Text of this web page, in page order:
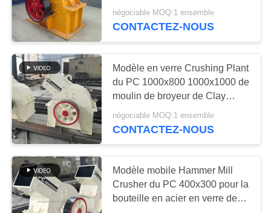
à boulets
Moulin de meulage
de Raymond
Hour
négociable MOQ:1 ensemble
CONTACTEZ-NOUS
Modèle en verre Crushing Plant
du PC 1000x800 1000x1000 de
moulin de broyeur de Clay
Charcoal Soil Crushing
Hammer
négociable MOQ:1 ensemble
CONTACTEZ-NOUS
Modèle mobile Hammer Mill
Crusher du PC 400x300 pour la
bouteille en acier en verre de